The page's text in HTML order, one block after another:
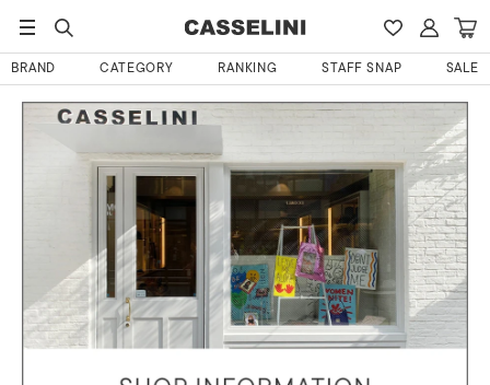
BRAND CATEGORY RANKING STAFF SNAP SALE
まだ、レビューが書かれていません。